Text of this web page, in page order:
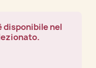
disponibile nel